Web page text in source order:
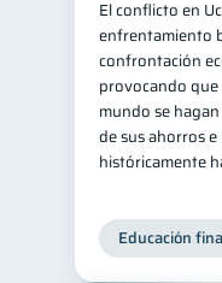
El conflicto en
enfrentamiento
confrontación
provocando
mundo se
de sus ahorros
históricamente
Educación